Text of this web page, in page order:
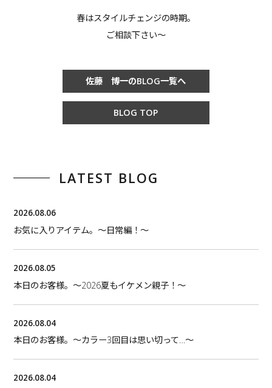
春はスタイルチェンジの時期。
ご相談下さい〜
佐藤 博一のBLOG一覧へ
BLOG TOP
LATEST BLOG
2026.08.06
お気に入りアイテム。〜日常編！〜
2026.08.05
本日のお客様。〜2026夏もイケメン親子！〜
2026.08.04
本日のお客様。〜カラー3回目は思い切って…〜
2026.08.04